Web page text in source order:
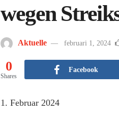
wegen
Aktuelle februari 1, 2024
0
Shares
Facebook
1. Februar 2024